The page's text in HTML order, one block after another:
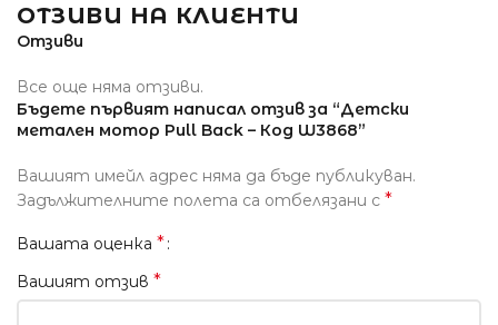
ОТЗИВИ НА КЛИЕНТИ
Отзиви
Все още няма отзиви.
Бъдете първият написал отзив за “Детски
метален мотор Pull Back – Код W3868”
Вашият имейл адрес няма да бъде публикуван.
Задължителните полета са отбелязани с *
Вашата оценка *
Вашият отзив *